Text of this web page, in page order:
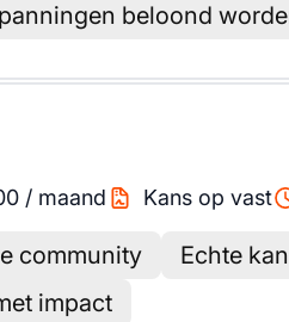
beloond
/ maand Kans op vast
community
Echte
impact